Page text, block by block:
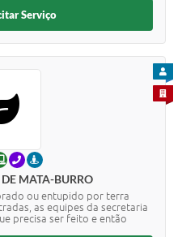
Serviço
ONLINETELEFONEPRESENCIAL
MATA-BURRO
ou entupido por terra
as equipes da secretaria
precisa ser feito e então
PARA